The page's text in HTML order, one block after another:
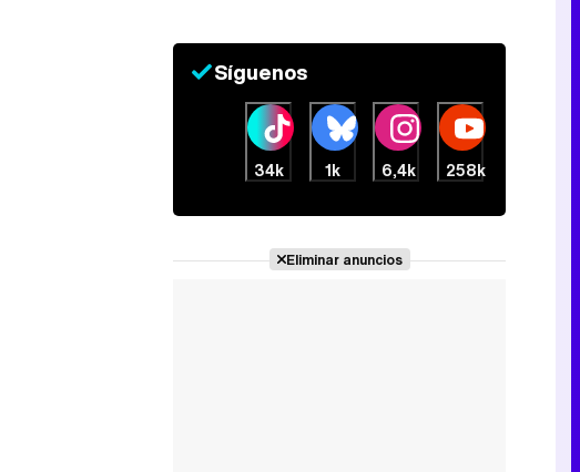
Síguenos
34k 1k 6,4k 258k
Eliminar anuncios